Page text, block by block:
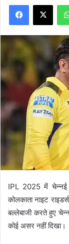
Facebook
X
IPL 2025 में चेन्नई
कोलकाता नाइट
बल्लेबाजी करते हुए
कोई असर नहीं दिखा।